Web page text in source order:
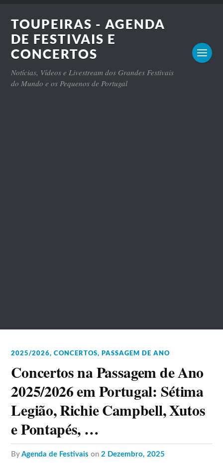
TOUPEIRAS - AGENDA
DE FESTIVAIS E
CONCERTOS
Notícias, Vídeos e Livestream dos Grandes Festivais
do Mundo e os Pequenos de Portugal
2025/2026,CONCERTOS,PASSAGEM DE ANO
Concertos na Passagem de Ano
2025/2026 em Portugal: Sétima
Legião, Richie Campbell, Xutos
e Pontapés, …
byAgenda de Festivais on2 Dezembro, 2025